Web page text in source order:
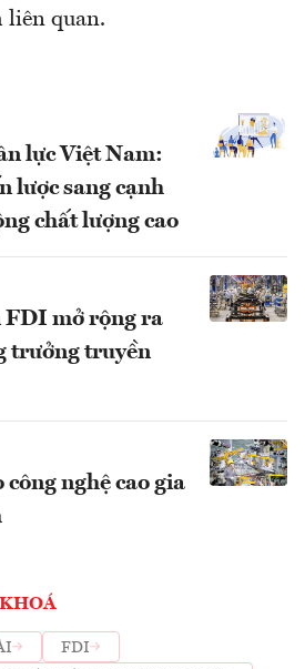
liên quan.
lực Việt Nam:
lược sang cạnh
chất lượng cao
FDI mở rộng ra
trưởng truyền
nghệ cao gia
FDI